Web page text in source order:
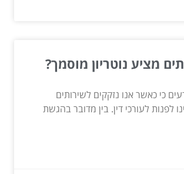
מציע נוטריון מוסמך?
כי כאשר אנו נזקקים לשירותים
לפנות לעורכי דין. בין מדובר בהגשת